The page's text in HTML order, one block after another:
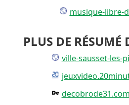
musique-libre-
PLUS DE RÉSUMÉ
ville-sausset-les-
decobrode31.com